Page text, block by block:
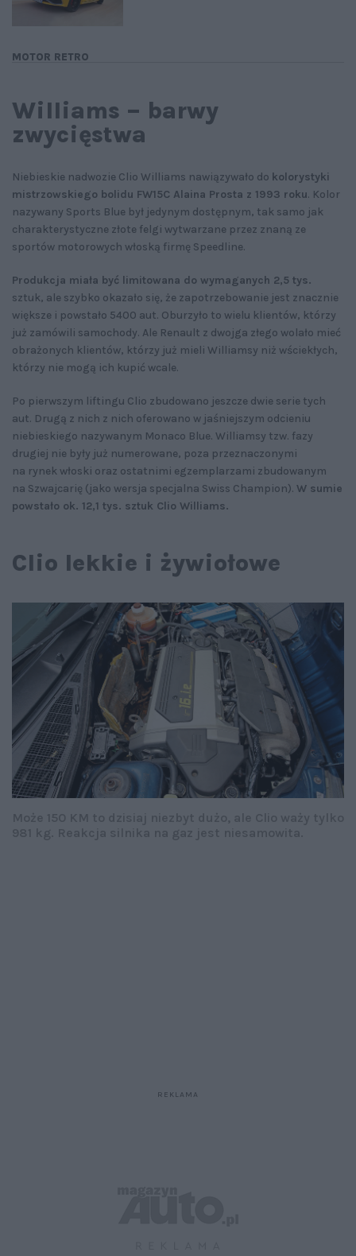
MOTOR RETRO
Williams – barwy
zwycięstwa
Niebieskie nadwozie Clio Williams nawiązywało do kolorystyki
mistrzowskiego bolidu FW15C Alaina Prosta z 1993 roku. Kolor
nazywany Sports Blue był jedynym dostępnym, tak samo jak
charakterystyczne złote felgi wytwarzane przez znaną ze
sportów motorowych włoską firmę Speedline.
Produkcja miała być limitowana do wymaganych 2,5 tys.
sztuk, ale szybko okazało się, że zapotrzebowanie jest znacznie
większe i powstało 5400 aut. Oburzyło to wielu klientów, którzy
już zamówili samochody. Ale Renault z dwojga złego wolało mieć
obrażonych klientów, którzy już mieli Williamsy niż wściekłych,
którzy nie mogą ich kupić wcale.
Po pierwszym liftingu Clio zbudowano jeszcze dwie serie tych
aut. Drugą z nich z nich oferowano w jaśniejszym odcieniu
niebieskiego nazywanym Monaco Blue. Williamsy tzw. fazy
drugiej nie były już numerowane, poza przeznaczonymi
na rynek włoski oraz ostatnimi egzemplarzami zbudowanym
na Szwajcarię (jako wersja specjalna Swiss Champion). W sumie
powstało ok. 12,1 tys. sztuk Clio Williams.
Clio lekkie i żywiołowe